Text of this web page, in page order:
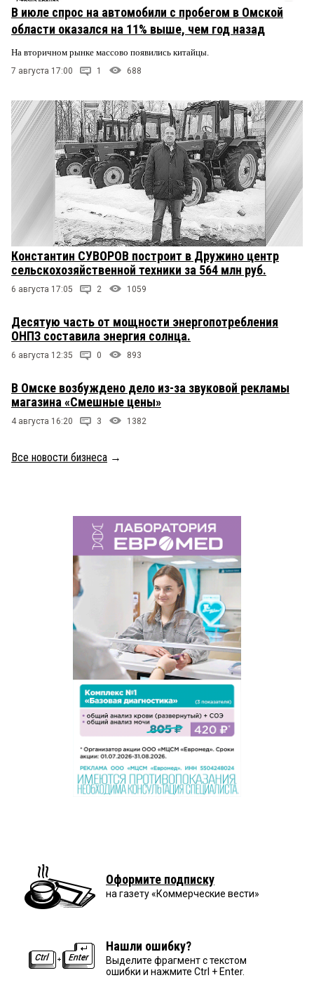
В июле спрос на автомобили с пробегом в Омской
области оказался на 11% выше, чем год назад
На вторичном рынке массово появились китайцы.
7 августа 17:00 1 688
Константин СУВОРОВ построит в Дружино центр
сельскохозяйственной техники за 564 млн руб.
6 августа 17:05 2 1059
Десятую часть от мощности энергопотребления
ОНПЗ составила энергия солнца.
6 августа 12:35 0 893
В Омске возбуждено дело из-за звуковой рекламы
магазина «Смешные цены»
4 августа 16:20 3 1382
Все новости бизнеса →
Оформите подписку
на газету «Коммерческие вести»
Нашли ошибку?
Выделите фрагмент с текстом
ошибки и нажмите Ctrl + Enter.